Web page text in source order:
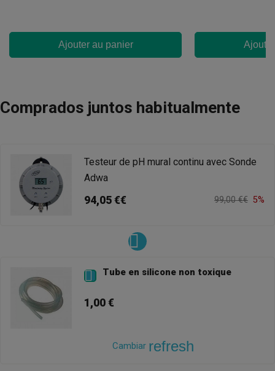
Ajouter au panier
Comprados juntos habitualmente
Testeur de pH mural continu avec Sonde
Adwa
94,05 €€ 99,00 €€ 5%
 Tube en silicone non toxique
1,00 €
Cambiar refresh